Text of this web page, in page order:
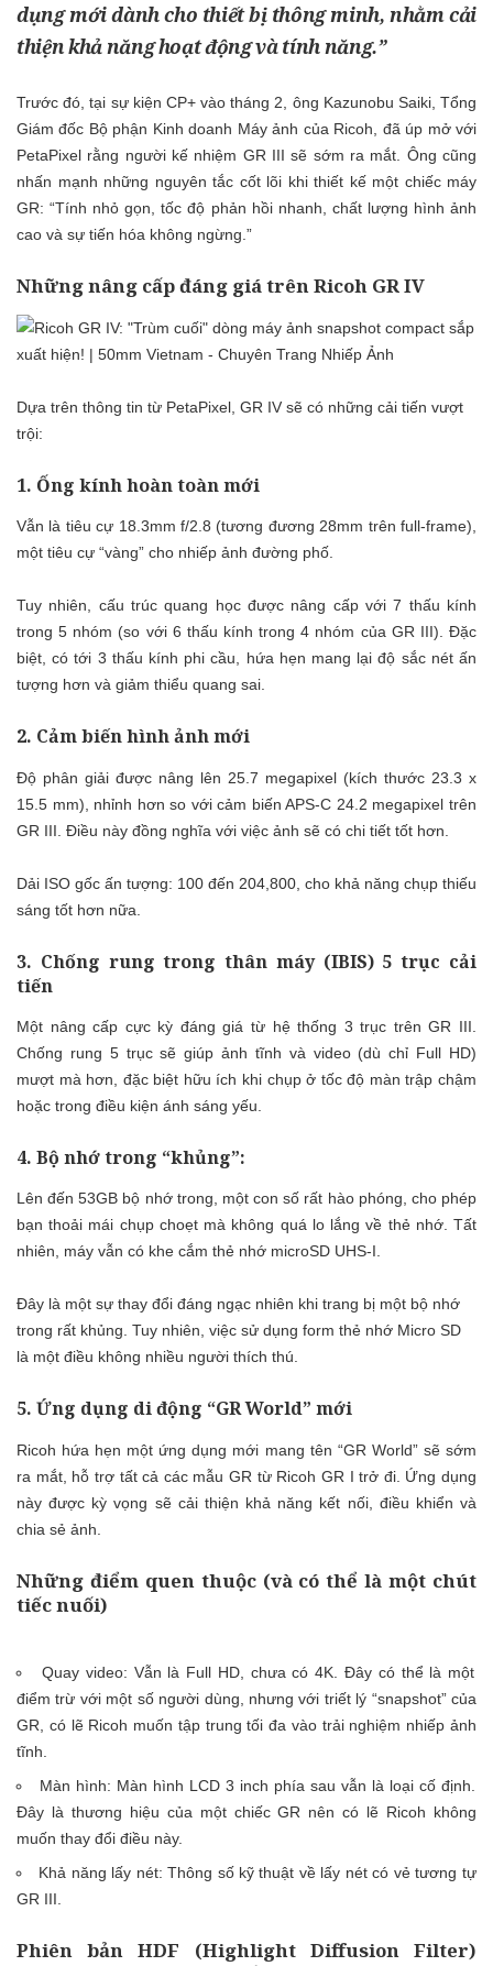
dụng mới dành cho thiết bị thông minh, nhằm cải
thiện khả năng hoạt động và tính năng.”
Trước đó, tại sự kiện CP+ vào tháng 2, ông Kazunobu Saiki, Tổng
Giám đốc Bộ phận Kinh doanh Máy ảnh của Ricoh, đã úp mở với
PetaPixel rằng người kế nhiệm GR III sẽ sớm ra mắt. Ông cũng
nhấn mạnh những nguyên tắc cốt lõi khi thiết kế một chiếc máy
GR: “Tính nhỏ gọn, tốc độ phản hồi nhanh, chất lượng hình ảnh
cao và sự tiến hóa không ngừng.”
Những nâng cấp đáng giá trên Ricoh GR IV
Dựa trên thông tin từ PetaPixel, GR IV sẽ có những cải tiến vượt
trội:
1. Ống kính hoàn toàn mới
Vẫn là tiêu cự 18.3mm f/2.8 (tương đương 28mm trên full-frame),
một tiêu cự “vàng” cho nhiếp ảnh đường phố.
Tuy nhiên, cấu trúc quang học được nâng cấp với 7 thấu kính
trong 5 nhóm (so với 6 thấu kính trong 4 nhóm của GR III). Đặc
biệt, có tới 3 thấu kính phi cầu, hứa hẹn mang lại độ sắc nét ấn
tượng hơn và giảm thiểu quang sai.
2. Cảm biến hình ảnh mới
Độ phân giải được nâng lên 25.7 megapixel (kích thước 23.3 x
15.5 mm), nhỉnh hơn so với cảm biến APS-C 24.2 megapixel trên
GR III. Điều này đồng nghĩa với việc ảnh sẽ có chi tiết tốt hơn.
Dải ISO gốc ấn tượng: 100 đến 204,800, cho khả năng chụp thiếu
sáng tốt hơn nữa.
3. Chống rung trong thân máy (IBIS) 5 trục cải
tiến
Một nâng cấp cực kỳ đáng giá từ hệ thống 3 trục trên GR III.
Chống rung 5 trục sẽ giúp ảnh tĩnh và video (dù chỉ Full HD)
mượt mà hơn, đặc biệt hữu ích khi chụp ở tốc độ màn trập chậm
hoặc trong điều kiện ánh sáng yếu.
4. Bộ nhớ trong “khủng”:
Lên đến 53GB bộ nhớ trong, một con số rất hào phóng, cho phép
bạn thoải mái chụp choẹt mà không quá lo lắng về thẻ nhớ. Tất
nhiên, máy vẫn có khe cắm thẻ nhớ microSD UHS-I.
Đây là một sự thay đổi đáng ngạc nhiên khi trang bị một bộ nhớ
trong rất khủng. Tuy nhiên, việc sử dụng form thẻ nhớ Micro SD
là một điều không nhiều người thích thú.
5. Ứng dụng di động “GR World” mới
Ricoh hứa hẹn một ứng dụng mới mang tên “GR World” sẽ sớm
ra mắt, hỗ trợ tất cả các mẫu GR từ Ricoh GR I trở đi. Ứng dụng
này được kỳ vọng sẽ cải thiện khả năng kết nối, điều khiển và
chia sẻ ảnh.
Những điểm quen thuộc (và có thể là một chút
tiếc nuối)
Quay video: Vẫn là Full HD, chưa có 4K. Đây có thể là một
điểm trừ với một số người dùng, nhưng với triết lý “snapshot” của
GR, có lẽ Ricoh muốn tập trung tối đa vào trải nghiệm nhiếp ảnh
tĩnh.
Màn hình: Màn hình LCD 3 inch phía sau vẫn là loại cố định.
Đây là thương hiệu của một chiếc GR nên có lẽ Ricoh không
muốn thay đổi điều này.
Khả năng lấy nét: Thông số kỹ thuật về lấy nét có vẻ tương tự
GR III.
Phiên bản HDF (Highlight Diffusion Filter)